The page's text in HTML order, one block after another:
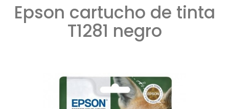
Epson cartucho de tinta
T1281 negro